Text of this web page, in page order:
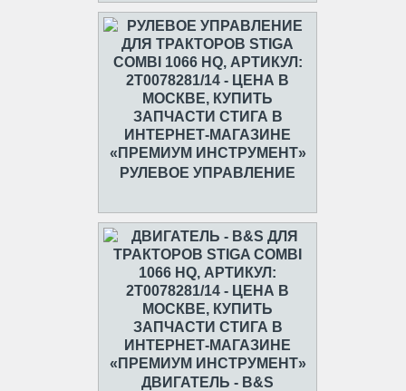
РУЛЕВОЕ УПРАВЛЕНИЕ
ДВИГАТЕЛЬ - B&S